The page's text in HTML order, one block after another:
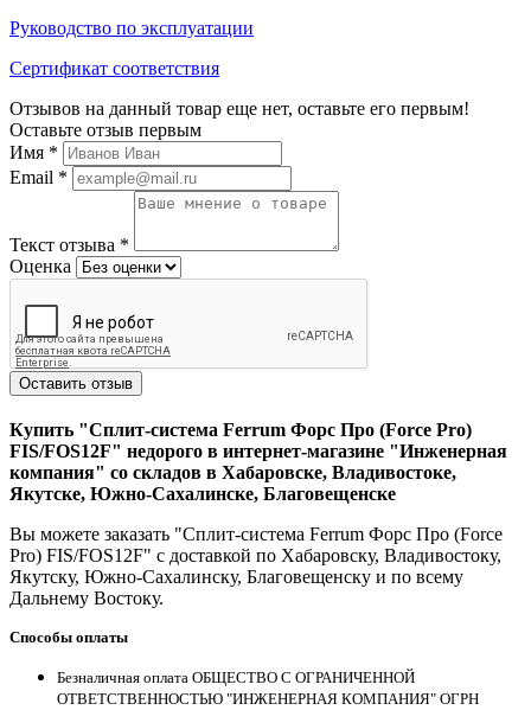
Руководство по эксплуатации
Сертификат соответствия
Отзывов на данный товар еще нет, оставьте его первым!
Оставьте отзыв первым
Имя *
Email *
Текст отзыва *
Оценка
Оставить отзыв
Купить "Сплит-система Ferrum Форс Про (Force Pro)
FIS/FOS12F" недорого в интернет-магазине "Инженерная
компания" со складов в Хабаровске, Владивостоке,
Якутске, Южно-Сахалинске, Благовещенске
Вы можете заказать "Сплит-система Ferrum Форс Про (Force
Pro) FIS/FOS12F" с доставкой по Хабаровску, Владивостоку,
Якутску, Южно-Сахалинску, Благовещенску и по всему
Дальнему Востоку.
Способы оплаты
Безналичная оплата ОБЩЕСТВО С ОГРАНИЧЕННОЙ
ОТВЕТСТВЕННОСТЬЮ "ИНЖЕНЕРНАЯ КОМПАНИЯ" ОГРН